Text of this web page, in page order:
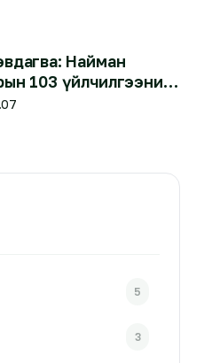
Найман
103 үйлчилгээний
цуцалснаар
5
3